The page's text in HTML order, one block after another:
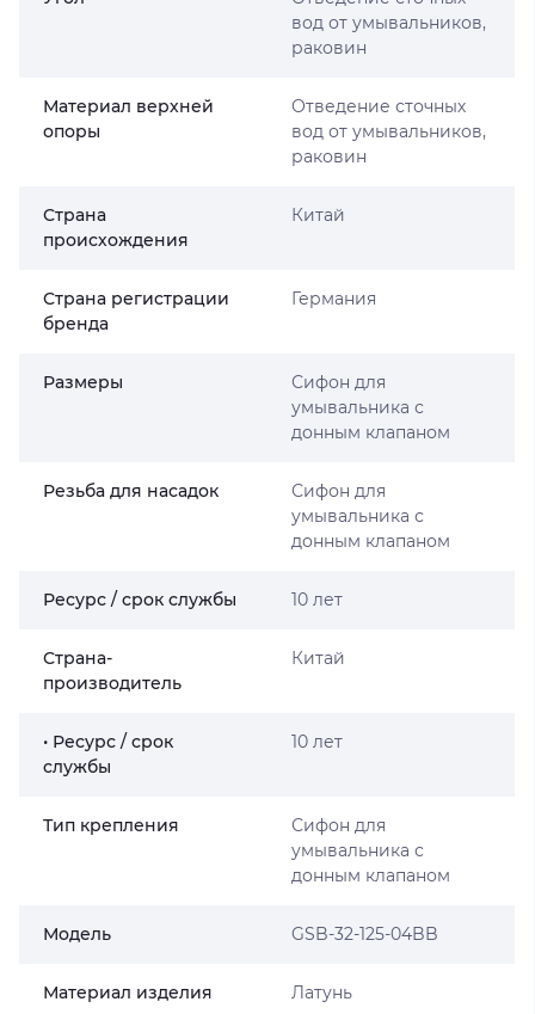
вод от умывальников,
раковин
Материал верхней
опоры
Отведение сточных
вод от умывальников,
раковин
Страна
происхождения
Китай
Страна регистрации
бренда
Германия
Размеры
Сифон для
умывальника с
донным клапаном
Резьба для насадок
Сифон для
умывальника с
донным клапаном
Ресурс / срок службы 10 лет
Страна-
производитель
Китай
• Ресурс / срок
службы
10 лет
Тип крепления
Сифон для
умывальника с
донным клапаном
Мoдель GSB-32-125-04BB
Материал изделия Латунь